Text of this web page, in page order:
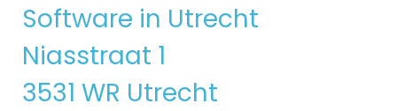
Software in Utrecht
Niasstraat 1
3531 WR Utrecht